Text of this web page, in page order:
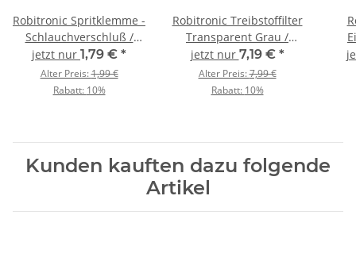
Robitronic Spritklemme -
Schlauchverschluß /
R07131
jetzt nur 1,79 € *
Alter Preis:1,99 €
Rabatt: 10%
Robitronic Treibstoffilter
Transparent Grau /
R07122G
jetzt nur 7,19 € *
Alter Preis:7,99 €
Rabatt: 10%
Kunden kauften dazu folgende
Artikel